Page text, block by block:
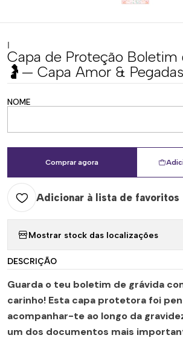
|
Capa de Proteção Boletim
🤰— Capa Amor &
NOME
Comprar agora
Adicionar à lista de favoritos
Mostrar stock das localizações
DESCRIÇÃO
Guarda o teu boletim de grávida
carinho! Esta capa protetora foi
acompanhar-te ao longo da
um dos documentos mais